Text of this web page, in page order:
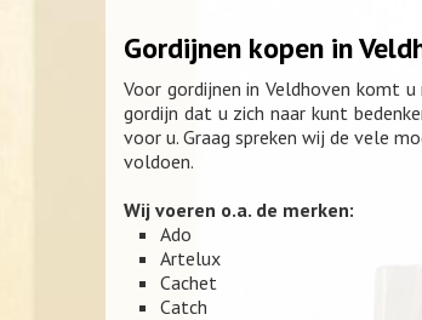
Gordijnen kopen in
Voor gordijnen in Veldhoven komt
gordijn dat u zich naar kunt
voor u. Graag spreken wij de vele
voldoen.
Wij voeren o.a. de merken:
Ado
Artelux
Cachet
Catch